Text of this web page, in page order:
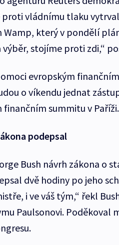
proti vládnímu tlaku
Wamp, který v pondělí
výběr, stojíme proti zdi,“
evropským
o víkendu jednat
summitu v Paříži.
podepsal
Bush návrh zákona o
dvě hodiny po jeho
i ve váš tým,“ řekl
Paulsonovi. Poděkoval